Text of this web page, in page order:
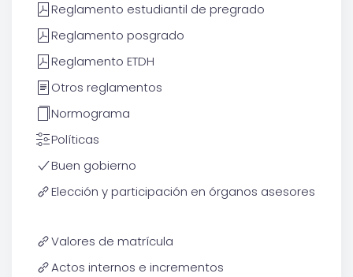
Reglamento estudiantil de pregrado
Reglamento posgrado
Reglamento ETDH
Otros reglamentos
Normograma
Políticas
Buen gobierno
Elección y participación en órganos asesores
Valores de matrícula
Actos internos e incrementos